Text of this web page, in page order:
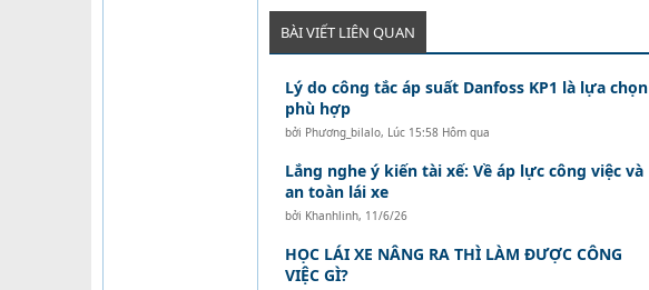
BÀI VIẾT LIÊN QUAN
Lý do công tắc áp suất Danfoss KP1 là lựa chọn
phù hợp
bởi Phương_bilalo, Lúc 15:58 Hôm qua
Lắng nghe ý kiến tài xế: Về áp lực công việc và
an toàn lái xe
bởi Khanhlinh, 11/6/26
HỌC LÁI XE NÂNG RA THÌ LÀM ĐƯỢC CÔNG
VIỆC GÌ?